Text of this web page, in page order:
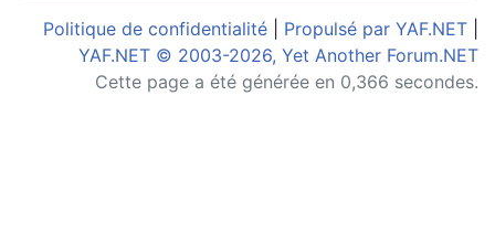
Politique de confidentialité Propulsé par YAF.NET
YAF.NET © 2003-2026, Yet Another Forum.NET
Cette page a été générée en 0,366 secondes.